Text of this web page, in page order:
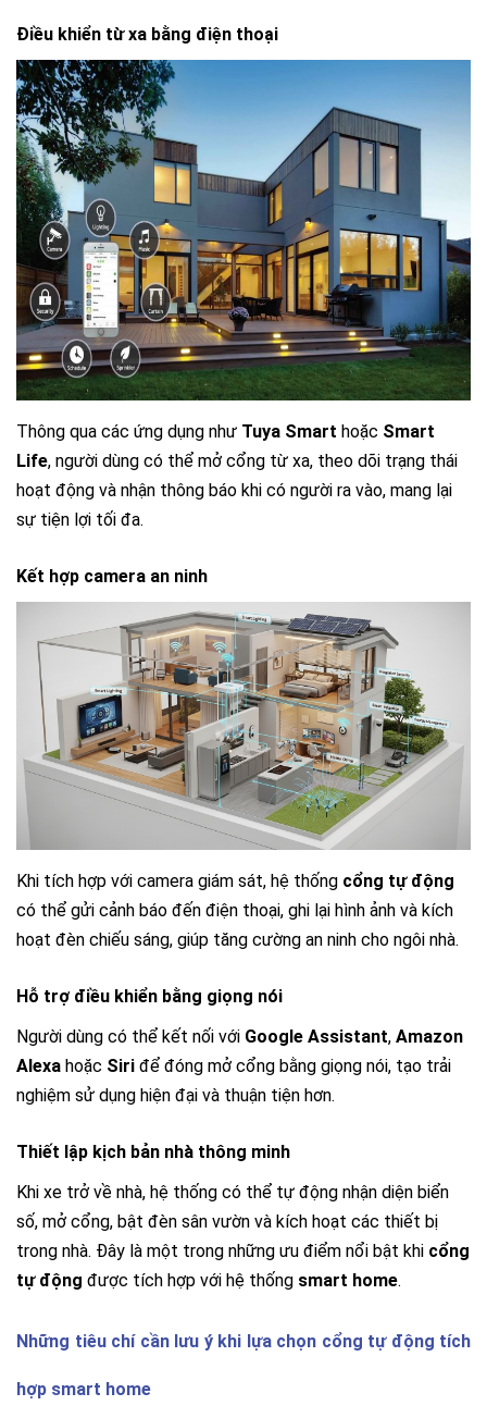
Điều khiển từ xa bằng điện thoại
Thông qua các ứng dụng như Tuya Smart hoặc Smart
Life, người dùng có thể mở cổng từ xa, theo dõi trạng thái
hoạt động và nhận thông báo khi có người ra vào, mang lại
sự tiện lợi tối đa.
Kết hợp camera an ninh
Khi tích hợp với camera giám sát, hệ thống cổng tự động
có thể gửi cảnh báo đến điện thoại, ghi lại hình ảnh và kích
hoạt đèn chiếu sáng, giúp tăng cường an ninh cho ngôi nhà.
Hỗ trợ điều khiển bằng giọng nói
Người dùng có thể kết nối với Google Assistant, Amazon
Alexa hoặc Siri để đóng mở cổng bằng giọng nói, tạo trải
nghiệm sử dụng hiện đại và thuận tiện hơn.
Thiết lập kịch bản nhà thông minh
Khi xe trở về nhà, hệ thống có thể tự động nhận diện biển
số, mở cổng, bật đèn sân vườn và kích hoạt các thiết bị
trong nhà. Đây là một trong những ưu điểm nổi bật khi cổng
tự động được tích hợp với hệ thống smart home.
Những tiêu chí cần lưu ý khi lựa chọn cổng tự động tích
hợp smart home